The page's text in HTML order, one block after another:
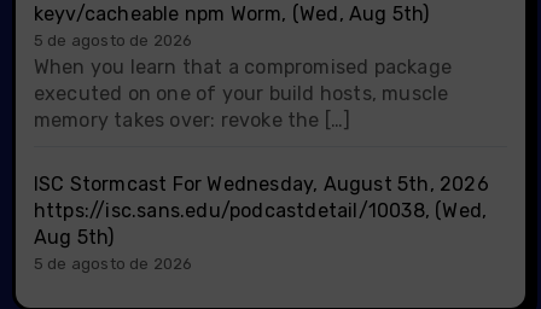
keyv/cacheable npm Worm, (Wed, Aug 5th)
5 de agosto de 2026
When you learn that a compromised package
executed on one of your build hosts, muscle
memory takes over: revoke the […]
ISC Stormcast For Wednesday, August 5th, 2026
https://isc.sans.edu/podcastdetail/10038, (Wed,
Aug 5th)
5 de agosto de 2026